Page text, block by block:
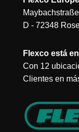
D - 72348
Flexco está
Con 12
Clientes en